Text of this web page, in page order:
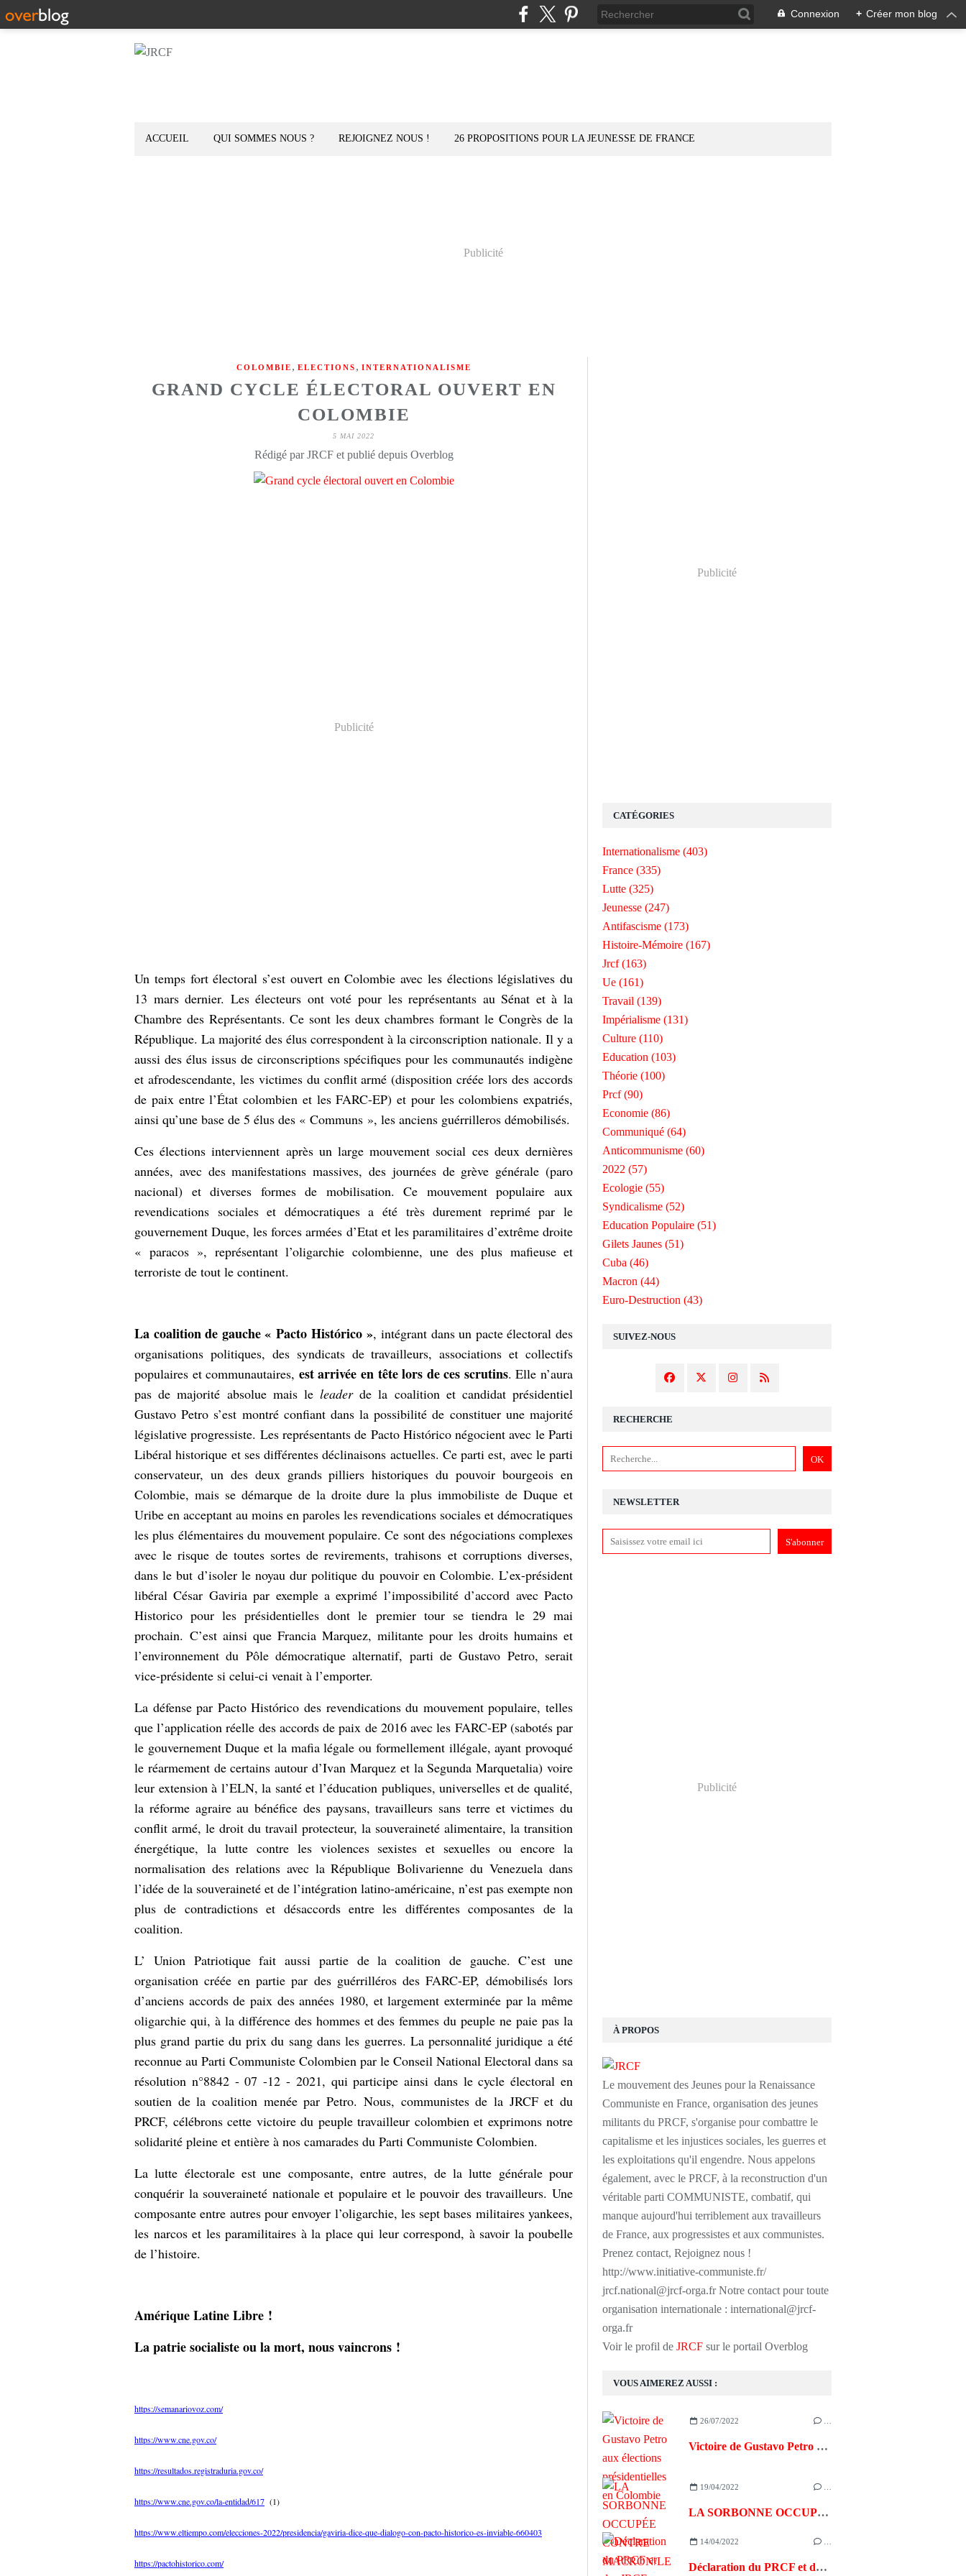
Connexion + Créer mon blog
ACCUEIL QUI SOMMES NOUS ? REJOIGNEZ NOUS ! 26 PROPOSITIONS POUR LA JEUNESSE DE FRANCE
Publicité
COLOMBIE , ELECTIONS , INTERNATIONALISME
GRAND CYCLE ÉLECTORAL OUVERT EN
COLOMBIE
5 MAI 2022
Rédigé par JRCF et publié depuis Overblog
Publicité
Un temps fort électoral s’est ouvert en Colombie avec les élections législatives du
13 mars dernier. Les électeurs ont voté pour les représentants au Sénat et à la
Chambre des Représentants. Ce sont les deux chambres formant le Congrès de la
République. La majorité des élus correspondent à la circonscription nationale. Il y a
aussi des élus issus de circonscriptions spécifiques pour les communautés indigène
et afrodescendante, les victimes du conflit armé (disposition créée lors des accords
de paix entre l’État colombien et les FARC-EP) et pour les colombiens expatriés,
ainsi qu’une base de 5 élus des « Communs », les anciens guérrilleros démobilisés.
Ces élections interviennent après un large mouvement social ces deux dernières
années, avec des manifestations massives, des journées de grève générale (paro
nacional) et diverses formes de mobilisation. Ce mouvement populaire aux
revendications sociales et démocratiques a été très durement reprimé par le
gouvernement Duque, les forces armées d’Etat et les paramilitaires d’extrême droite
« paracos », représentant l’oligarchie colombienne, une des plus mafieuse et
terroriste de tout le continent.
La coalition de gauche « Pacto Histórico », intégrant dans un pacte électoral des
organisations politiques, des syndicats de travailleurs, associations et collectifs
populaires et communautaires, est arrivée en tête lors de ces scrutins. Elle n’aura
pas de majorité absolue mais le leaderde la coalition et candidat présidentiel
Gustavo Petro s’est montré confiant dans la possibilité de constituer une majorité
législative progressiste. Les représentants de Pacto Histórico négocient avec le Parti
Libéral historique et ses différentes déclinaisons actuelles. Ce parti est, avec le parti
conservateur, un des deux grands pilliers historiques du pouvoir bourgeois en
Colombie, mais se démarque de la droite dure la plus immobiliste de Duque et
Uribe en acceptant au moins en paroles les revendications sociales et démocratiques
les plus élémentaires du mouvement populaire. Ce sont des négociations complexes
avec le risque de toutes sortes de revirements, trahisons et corruptions diverses,
dans le but d’isoler le noyau dur politique du pouvoir en Colombie. L’ex-président
libéral César Gaviria par exemple a exprimé l’impossibilité d’accord avec Pacto
Historico pour les présidentielles dont le premier tour se tiendra le 29 mai
prochain. C’est ainsi que Francia Marquez, militante pour les droits humains et
l’environnement du Pôle démocratique alternatif, parti de Gustavo Petro, serait
vice-présidente si celui-ci venait à l’emporter.
La défense par Pacto Histórico des revendications du mouvement populaire, telles
que l’application réelle des accords de paix de 2016 avec les FARC-EP (sabotés par
le gouvernement Duque et la mafia légale ou formellement illégale, ayant provoqué
le réarmement de certains autour d’Ivan Marquez et la Segunda Marquetalia) voire
leur extension à l’ELN, la santé et l’éducation publiques, universelles et de qualité,
la réforme agraire au bénéfice des paysans, travailleurs sans terre et victimes du
conflit armé, le droit du travail protecteur, la souveraineté alimentaire, la transition
énergétique, la lutte contre les violences sexistes et sexuelles ou encore la
normalisation des relations avec la République Bolivarienne du Venezuela dans
l’idée de la souveraineté et de l’intégration latino-américaine, n’est pas exempte non
plus de contradictions et désaccords entre les différentes composantes de la
coalition.
L’ Union Patriotique fait aussi partie de la coalition de gauche. C’est une
organisation créée en partie par des guérrilléros des FARC-EP, démobilisés lors
d’anciens accords de paix des années 1980, et largement exterminée par la même
oligarchie qui, à la différence des hommes et des femmes du peuple ne paie pas la
plus grand partie du prix du sang dans les guerres. La personnalité juridique a été
reconnue au Parti Communiste Colombien par le Conseil National Electoral dans sa
résolution n°8842 - 07 -12 - 2021, qui participe ainsi dans le cycle électoral en
soutien de la coalition menée par Petro. Nous, communistes de la JRCF et du
PRCF, célébrons cette victoire du peuple travailleur colombien et exprimons notre
solidarité pleine et entière à nos camarades du Parti Communiste Colombien.
La lutte électorale est une composante, entre autres, de la lutte générale pour
conquérir la souveraineté nationale et populaire et le pouvoir des travailleurs. Une
composante entre autres pour envoyer l’oligarchie, les sept bases militaires yankees,
les narcos et les paramilitaires à la place qui leur correspond, à savoir la poubelle
de l’histoire.
Amérique Latine Libre !
La patrie socialiste ou la mort, nous vaincrons !
https://semanariovoz.com/
https://www.cne.gov.co/
https://resultados.registraduria.gov.co/
https://www.cne.gov.co/la-entidad/617 (1)
https://www.eltiempo.com/elecciones-2022/presidencia/gaviria-dice-que-dialogo-con-pacto-historico-es-inviable-660403
https://pactohistorico.com/
Publicité
NEWSLETTER
SUIVEZ-NOUS
RECHERCHE
À PROPOS
Le mouvement des Jeunes pour la Renaissance
Communiste en France, organisation des jeunes
militants du PRCF, s'organise pour combattre le
capitalisme et les injustices sociales, les guerres et
les exploitations qu'il engendre. Nous appelons
également, avec le PRCF, à la reconstruction d'un
véritable parti COMMUNISTE, combatif, qui
manque aujourd'hui terriblement aux travailleurs
de France, aux progressistes et aux communistes.
Prenez contact, Rejoignez nous !
http://www.initiative-communiste.fr/
jrcf.national@jrcf-orga.fr Notre contact pour toute
organisation internationale : international@jrcf-
orga.fr
Voir le profil de JRCF sur le portail Overblog
Publicité
VOUS AIMEREZ AUSSI :
26/07/2022
Victoire de Gustavo Petro aux élections présidentielles en Colombie
19/04/2022
LA SORBONNE OCCUPÉE CONTRE MACRON/LE PEN
14/04/2022
Déclaration du PRCF et des JRCF – dimanche 10 avril 2022
CATÉGORIES
Internationalisme (403)
France (335)
Lutte (325)
Jeunesse (247)
Antifascisme (173)
Histoire-Mémoire (167)
Jrcf(163)
Ue (161)
Travail (139)
Impérialisme (131)
Culture (110)
Education (103)
Théorie (100)
Prcf(90)
Economie (86)
Communiqué (64)
Anticommunisme (60)
2022 (57)
Ecologie (55)
Syndicalisme (52)
Education Populaire (51)
Gilets Jaunes (51)
Cuba (46)
Macron (44)
Euro-Destruction (43)